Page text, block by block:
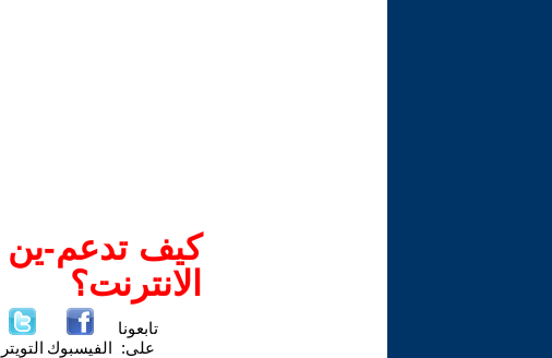
كيف تدعم-ين
الانترنت؟
تابعونا
على: الفيسبوك التويتر